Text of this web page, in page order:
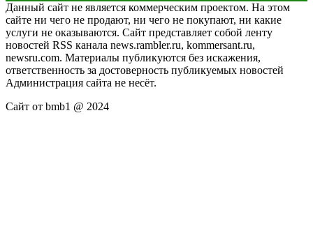
Данный сайт не является коммерческим проектом. На этом
сайте ни чего не продают, ни чего не покупают, ни какие
услуги не оказываются. Сайт представляет собой ленту
новостей RSS канала news.rambler.ru, kommersant.ru,
newsru.com. Материалы публикуются без искажения,
ответственность за достоверность публикуемых новостей
Администрация сайта не несёт.
Сайт от bmb1 @ 2024